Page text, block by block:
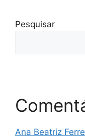
Pesquisar
Ana Beatriz